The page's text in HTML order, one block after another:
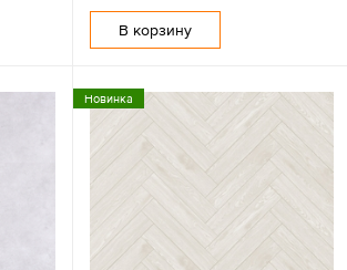
В корзину
Новинка